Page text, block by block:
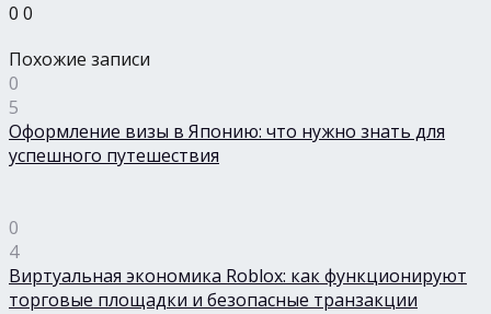
0 0
Похожие записи
0
5
Оформление визы в Японию: что нужно знать для
успешного путешествия
0
4
Виртуальная экономика Roblox: как функционируют
торговые площадки и безопасные транзакции